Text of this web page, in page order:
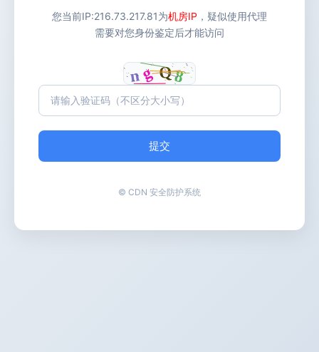
您当前IP:216.73.217.81为机房IP ，疑似使用代理
需要对您身份鉴定后才能访问
提交
© CDN 安全防护系统